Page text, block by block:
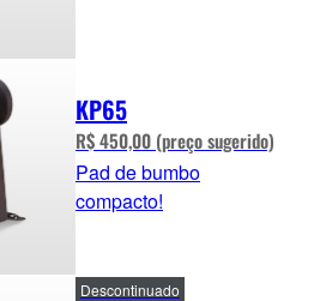
KP65
R$ 450,00 (preço sugerido)
Pad de bumbo
compacto!
Descontinuado